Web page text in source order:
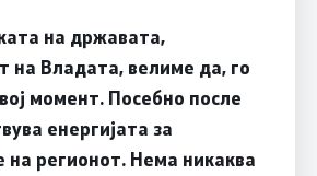
на државата,
на Владата, велиме да, го
момент. Посебно после
енергијата за
регионот. Нема никаква